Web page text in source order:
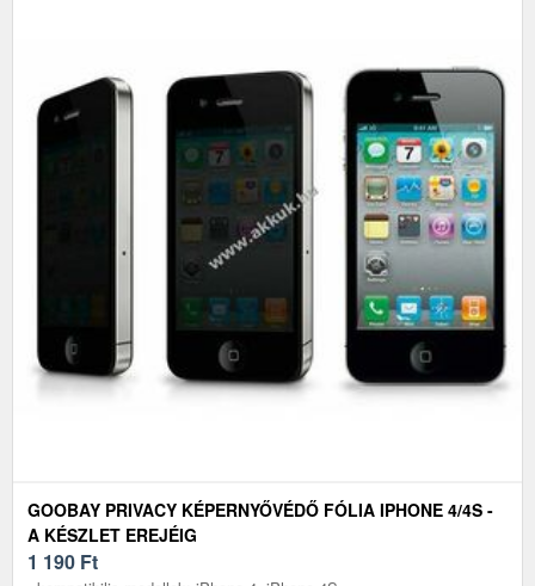
GOOBAY PRIVACY KÉPERNYŐVÉDŐ FÓLIA IPHONE 4/4S -
A KÉSZLET EREJÉIG
1 190 Ft